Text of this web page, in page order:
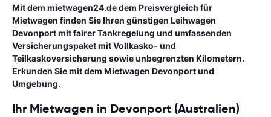
Mit dem mietwagen24.de dem Preisvergleich für
Mietwagen finden Sie Ihren günstigen Leihwagen
Devonport mit fairer Tankregelung und umfassenden
Versicherungspaket mit Vollkasko- und
Teilkaskoversicherung sowie unbegrenzten Kilometern.
Erkunden Sie mit dem Mietwagen Devonport und
Umgebung.
Ihr Mietwagen in Devonport (Australien)